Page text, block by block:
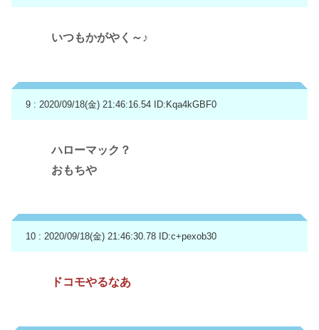
いつもかがやく～♪
9 : 2020/09/18(金) 21:46:16.54 ID:Kqa4kGBF0
ハローマック？
おもちや
10 : 2020/09/18(金) 21:46:30.78 ID:c+pexob30
ドコモやるなあ